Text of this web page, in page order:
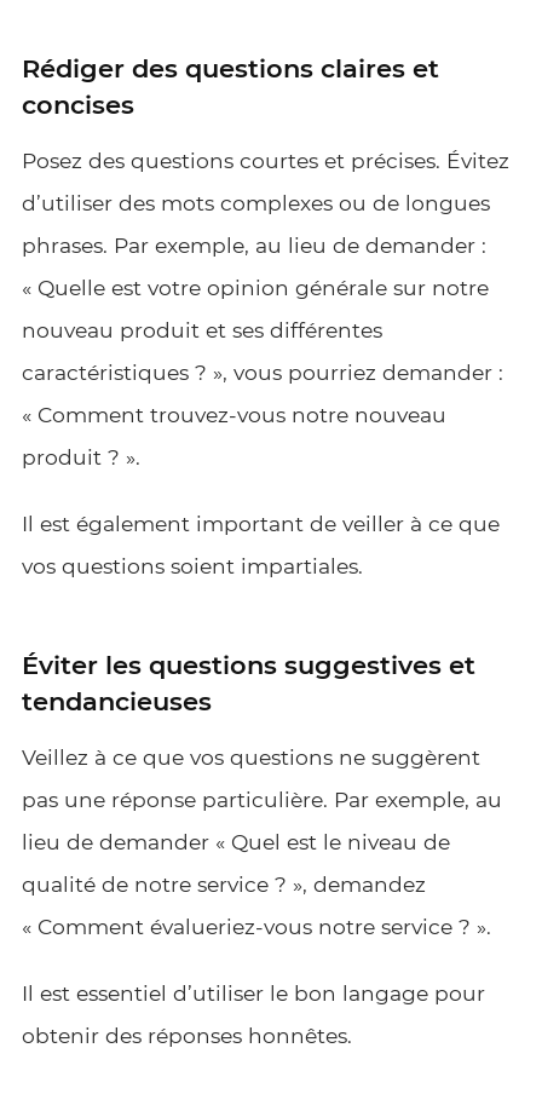
Rédiger des questions claires et
concises
Posez des questions courtes et précises. Évitez
d’utiliser des mots complexes ou de longues
phrases. Par exemple, au lieu de demander :
« Quelle est votre opinion générale sur notre
nouveau produit et ses différentes
caractéristiques ? », vous pourriez demander :
« Comment trouvez-vous notre nouveau
produit ? ».
Il est également important de veiller à ce que
vos questions soient impartiales.
Éviter les questions suggestives et
tendancieuses
Veillez à ce que vos questions ne suggèrent
pas une réponse particulière. Par exemple, au
lieu de demander « Quel est le niveau de
qualité de notre service ? », demandez
« Comment évalueriez-vous notre service ? ».
Il est essentiel d’utiliser le bon langage pour
obtenir des réponses honnêtes.